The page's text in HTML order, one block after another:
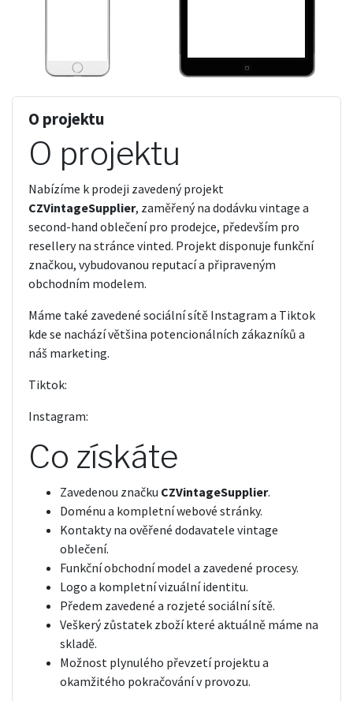
O projektu
O projektu
Nabízíme k prodeji zavedený projekt
CZVintageSupplier, zaměřený na dodávku vintage a
second-hand oblečení pro prodejce, především pro
resellery na stránce vinted. Projekt disponuje funkční
značkou, vybudovanou reputací a připraveným
obchodním modelem.
Máme také zavedené sociální sítě Instagram a Tiktok
kde se nachází většina potencionálních zákazníků a
náš marketing.
Tiktok:
Instagram:
Co získáte
Zavedenou značku CZVintageSupplier.
Doménu a kompletní webové stránky.
Kontakty na ověřené dodavatele vintage
oblečení.
Funkční obchodní model a zavedené procesy.
Logo a kompletní vizuální identitu.
Předem zavedené a rozjeté sociální sítě.
Veškerý zůstatek zboží které aktuálně máme na
skladě.
Možnost plynulého převzetí projektu a
okamžitého pokračování v provozu.